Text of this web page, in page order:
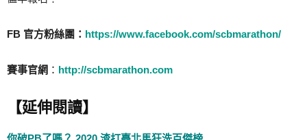
FB 官方粉絲團： https://www.facebook.com/scbmarathon/
賽事官網 ： http://scbmarathon.com
【延伸閱讀】